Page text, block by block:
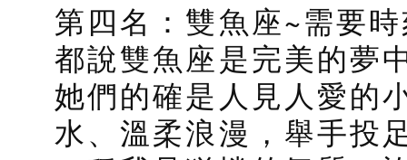
第四名：雙魚座~需要
都說雙魚座是完美的夢
她們的確是人見人愛的
水、溫柔浪漫，舉手投